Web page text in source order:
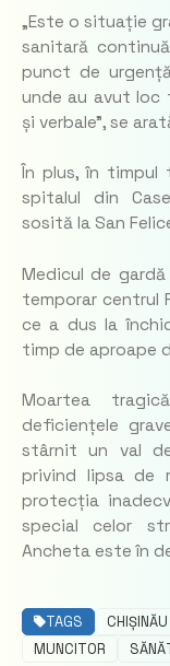
„Este o situație
sanitară
punct de
unde au avut
și verbale”, se
În plus, în timpul
spitalul din
sosită la San
Medicul de
temporar centrul
ce a dus la
timp de aproape
Moartea
deficiențele
stârnit un val
privind lipsa de
protecția
special celor
Ancheta este în
TAGS CHIȘINĂU
MUNCITOR